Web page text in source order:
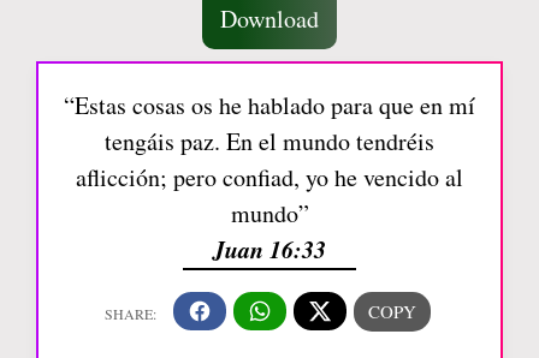
Download
“Estas cosas os he hablado para que en mí
tengáis paz. En el mundo tendréis
aflicción; pero confiad, yo he vencido al
mundo”
Juan 16:33